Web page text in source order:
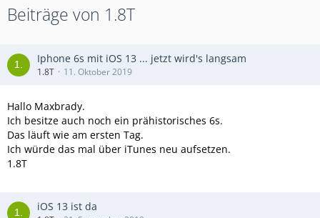
Beiträge von 1.8T
Iphone 6s mit iOS 13 ... jetzt wird's langsam
1.8T 11. Oktober 2019
Hallo Maxbrady.
Ich besitze auch noch ein prähistorisches 6s.
Das läuft wie am ersten Tag.
Ich würde das mal über iTunes neu aufsetzen.
1.8T
iOS 13 ist da